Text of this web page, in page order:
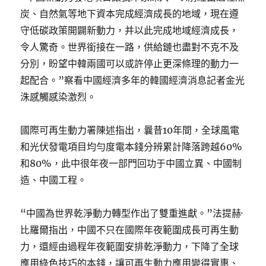
炭、自然氣等地下資本完成經濟成長的地域，現在遵
守低碳政策開闢新動力，并以此完成地域經濟成長，
令人驚奇。世界銜接在一路，供給鏈也盡對不克不及
分別，盼望中韓兩國可以或許停止更深條理的動力一
起配合。”察看中國經濟多年的韓國經濟消息記者金光
洙感觸感染激烈。
國際可再生動力署陳述指出，曩昔10年間，全球風電
和光伏發電項目均勻度電本錢分辨累計降落跨越60%
和80%，此中很年夜一部門回功于中國立異、中國制
造、中國工程。
“中國為世界乾淨動力轉型作出了雙重進獻。”法提赫·
比羅爾指出，中國不只在國際年夜範圍成長可再生動
力，還經由過程年夜範圍安排乾淨動力，下降了全球
應用綠色技巧的本錢，讓可再生動力應用變得實惠、